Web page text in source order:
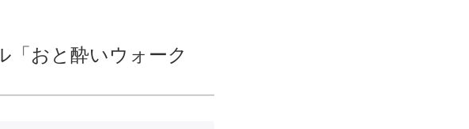
「おと酔いウォーク